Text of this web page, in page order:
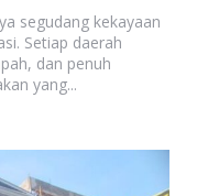
segudang kekayaan
Setiap daerah
dan penuh
yang...